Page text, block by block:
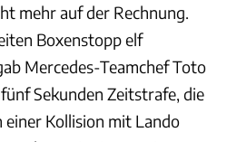
mehr auf der Rechnung.
Boxenstopp elf
Mercedes-Teamchef Toto
Sekunden Zeitstrafe, die
Kollision mit Lando